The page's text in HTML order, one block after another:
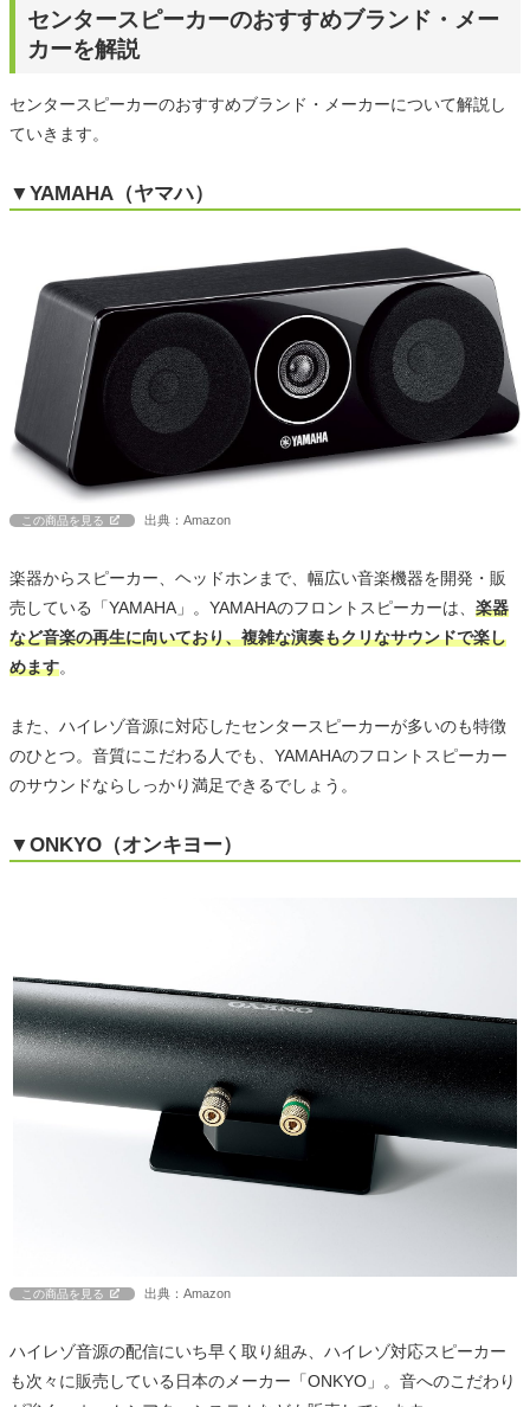
センタースピーカーのおすすめブランド・メー
カーを解説
センタースピーカーのおすすめブランド・メーカーについて解説し
ていきます。
▼YAMAHA（ヤマハ）
この商品を見る 出典：Amazon
楽器からスピーカー、ヘッドホンまで、幅広い音楽機器を開発・販
売している「YAMAHA」。YAMAHAのフロントスピーカーは、 楽器
など音楽の再生に向いており、複雑な演奏もクリなサウンドで楽し
めます。
また、ハイレゾ音源に対応したセンタースピーカーが多いのも特徴
のひとつ。音質にこだわる人でも、YAMAHAのフロントスピーカー
のサウンドならしっかり満足できるでしょう。
▼ONKYO（オンキヨー）
この商品を見る 出典：Amazon
ハイレゾ音源の配信にいち早く取り組み、ハイレゾ対応スピーカー
も次々に販売している日本のメーカー「ONKYO」。音へのこだわり